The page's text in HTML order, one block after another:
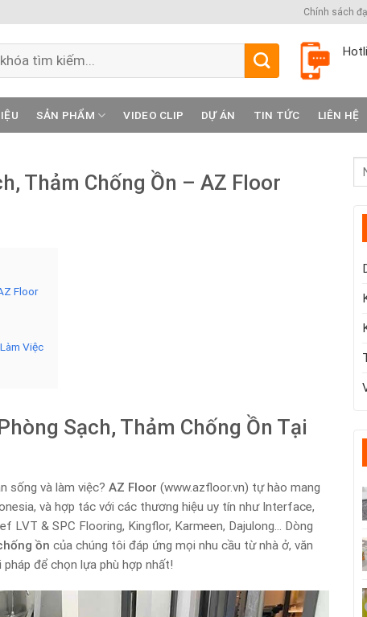
Chính sách
SẢN PHẨM VIDEO CLIP DỰ ÁN TIN TỨC LIÊN HỆ
Thảm Chống Ồn – AZ Floor
Floor
Việc
Sạch, Thảm Chống Ồn Tại
sống và làm việc? AZ Floor (www.azfloor.vn) tự hào mang
và hợp tác với các thương hiệu uy tín như Interface,
LVT & SPC Flooring, Kingflor, Karmeen, Dajulong… Dòng
ồn của chúng tôi đáp ứng mọi nhu cầu từ nhà ở, văn
để chọn lựa phù hợp nhất!